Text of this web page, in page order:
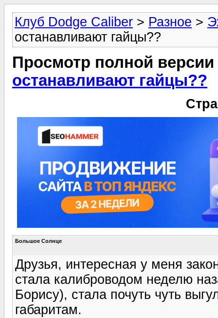
Клуб Dodge Caliber > Разное >
останавливают гайцы??
Просмотр полной
останавливают гайцы??
Большое Солнце
Друзья, интересная у меня
стала калиброводом неделю
Борису), стала почуть чуть
габаритам.